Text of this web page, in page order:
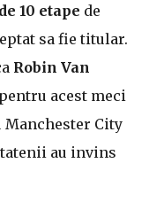
10 etape de
sa fie titular.
Robin Van
acest meci
Manchester City
au invins